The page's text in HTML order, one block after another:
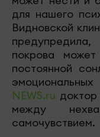
для нашего
Видновской
покрова
постоянной
NEWS.ru
между
самочувствием.